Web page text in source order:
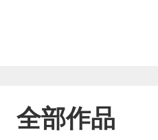
全部作品